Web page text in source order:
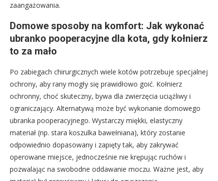
zaangażowania.
Domowe sposoby na komfort: Jak wykonać
ubranko pooperacyjne dla kota, gdy kołnierz
to za mało
Po zabiegach chirurgicznych wiele kotów potrzebuje specjalnej
ochrony, aby rany mogły się prawidłowo goić. Kołnierz
ochronny, choć skuteczny, bywa dla zwierzęcia uciążliwy i
ograniczający. Alternatywą może być wykonanie domowego
ubranka pooperacyjnego. Wystarczy miękki, elastyczny
materiał (np. stara koszulka bawełniana), który zostanie
odpowiednio dopasowany i zapięty tak, aby zakrywać
operowane miejsce, jednocześnie nie krępując ruchów i
pozwalając na swobodne oddawanie moczu. Ważne jest, aby